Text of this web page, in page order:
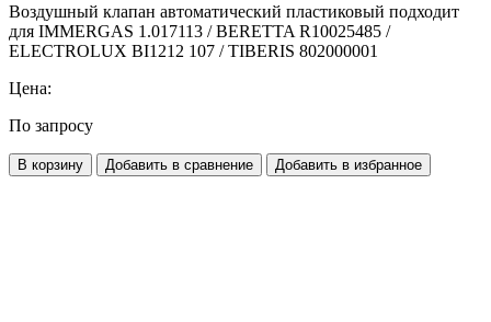
Воздушный клапан автоматический пластиковый подходит
для IMMERGAS 1.017113 / BERETTA R10025485 /
ELECTROLUX BI1212 107 / TIBERIS 802000001
Цена:
По запросу
В корзину Добавить в сравнение Добавить в избранное